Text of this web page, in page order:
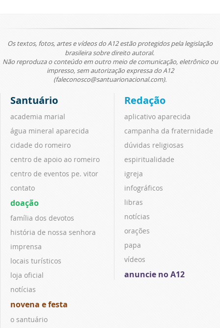
Os textos, fotos, artes e vídeos do A12 estão protegidos pela legislação
brasileira sobre direito autoral.
Não reproduza o conteúdo em outro meio de comunicação, eletrônico ou
impresso, sem autorização expressa do A12
(faleconosco@santuarionacional.com).
Santuário
academia marial
água mineral aparecida
cidade do romeiro
centro de apoio ao romeiro
centro de eventos pe. vitor
contato
doação
família dos devotos
história de nossa senhora
imprensa
locais turísticos
loja oficial
notícias
novena e festa
o santuário
Redação
aplicativo aparecida
campanha da fraternidade
dúvidas religiosas
espiritualidade
igreja
infográficos
libras
notícias
orações
papa
vídeos
anuncie no A12